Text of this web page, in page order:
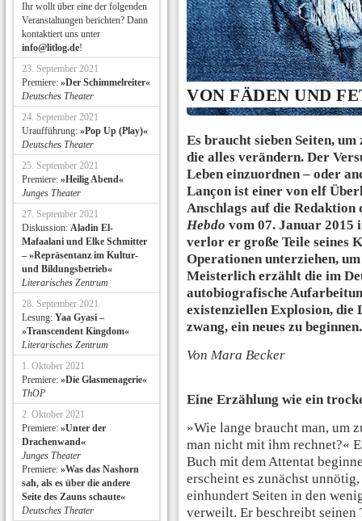
VON FÄDEN UND
Es braucht sieben Seiten,
die alles verändern. Der
Leben einzuordnen – oder
Lançon ist einer von elf
Anschlags auf die
Hebdo vom 07. Januar 2015
verlor er große Teile seines
Operationen unterziehen,
Meisterlich erzählt die im
autobiografische
existenziellen Explosion, die
zwang, ein neues zu beginnen.
Von Mara Becker
Eine Erzählung wie ein
»Wie lange braucht man, um
man nicht mit ihm rechnet?«
Buch mit dem Attentat
erscheint es zunächst
einhundert Seiten in den
verweilt. Er beschreibt seinen
Ihr wollt über eine der folgenden
Veranstaltungen berichten? Dann
kontaktiert uns unter
info@litlog.de!
23. September 2021
Premiere: »Der Schimmelreiter«
Deutsches Theater
24. September 2021
Uraufführung: »Pop Up (Play)«
Deutsches Theater
25. September 2021
Premiere: »Heilig Abend«
Junges Theater
27. September 2021
Diskussion: Aladin El-
Mafaalani und Elke Schmitter
– »Repräsentanz im Kultur-
und Bildungsbetrieb«
Literarisches Zentrum
28. September 2021
Lesung: Yaa Gyasi –
»Transcendent Kingdom«
Literarisches Zentrum
1. Oktober 2021
Premiere: »Die Glasmenagerie«
ThOP
2. Oktober 2021
Premiere: »Unter der
Drachenwand«
Junges Theater
Premiere: »Was das Nashorn
sah, als es über die andere
Seite des Zauns schaute«
Deutsches Theater